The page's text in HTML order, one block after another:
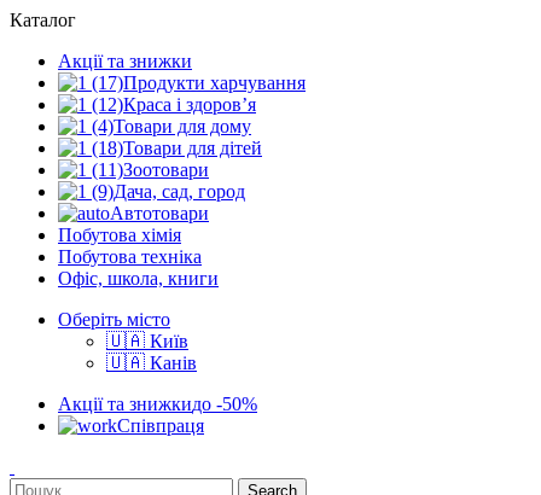
Каталог
Акції та знижки
Продукти харчування
Краса і здоров’я
Товари для дому
Товари для дітей
Зоотовари
Дача, сад, город
Автотовари
Побутова хімія
Побутова техніка
Офіс, школа, книги
Оберіть місто
🇺🇦 Київ
🇺🇦 Канів
Акції та знижкидо -50%
Співпраця
Search